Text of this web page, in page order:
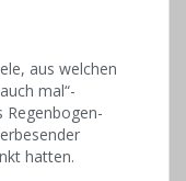
aus welchen
mal“-
hatten.